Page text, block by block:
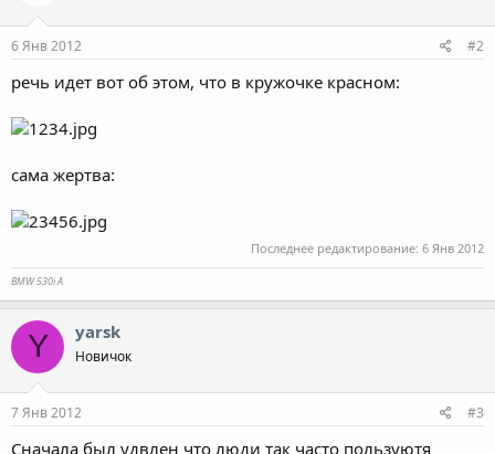
6 Янв 2012 #2
речь идет вот об этом, что в кружочке красном:
сама жертва:
Последнее редактирование: 6 Янв 2012
BMW 530i A
Y yarsk
Новичок
7 Янв 2012 #3
Сначала был удвлен что люди так часто пользуютя